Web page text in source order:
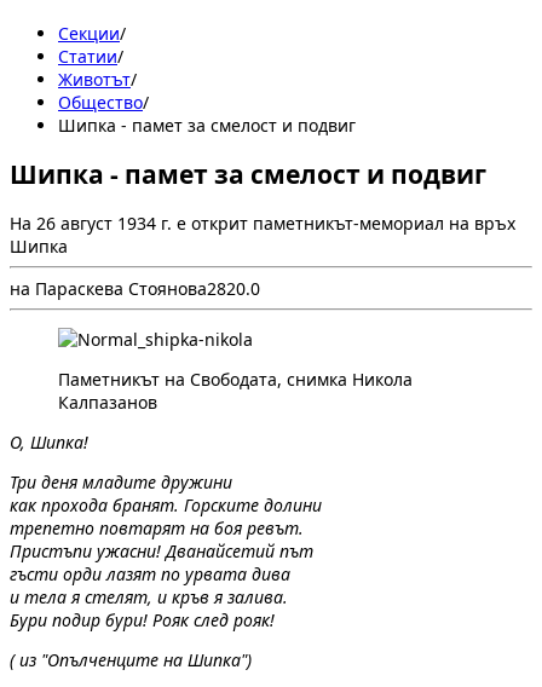
Секции/
Статии/
Животът/
Общество/
Шипка - памет за смелост и подвиг
Шипка - памет за смелост и подвиг
На 26 август 1934 г. е открит паметникът-мемориал на връх
Шипка
на Параскева Стоянова2820.0
Паметникът на Свободата, снимка Никола
Калпазанов
О, Шипка!
Три деня младите дружини
как прохода бранят. Горските долини
трепетно повтарят на боя ревът.
Пристъпи ужасни! Дванайсетий път
гъсти орди лазят по урвата дива
и тела я стелят, и кръв я залива.
Бури подир бури! Рояк след рояк!
( из "Опълченците на Шипка")